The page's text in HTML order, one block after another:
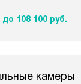
до 108 100 руб.
камеры